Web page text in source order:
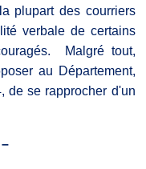
plupart des courriers
verbale de certains
Malgré tout,
au Département,
de se rapprocher d'un